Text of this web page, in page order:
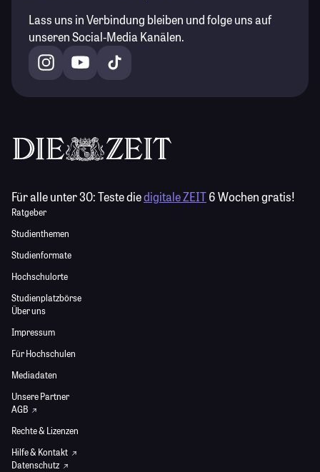
Lass uns in Verbindung bleiben und folge uns auf
unseren Social-Media Kanälen.
Für alle unter 30:Teste diedigitale ZEIT6 Wochen gratis!
Ratgeber
Studienthemen
Studienformate
Hochschulorte
Studienplatzbörse
Über uns
Impressum
Für Hochschulen
Mediadaten
Unsere Partner
AGB
Rechte & Lizenzen
Hilfe & Kontakt
Datenschutz